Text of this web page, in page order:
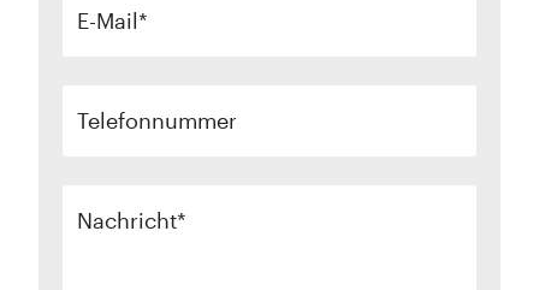
E-Mail
Telefonnummer
Nachricht